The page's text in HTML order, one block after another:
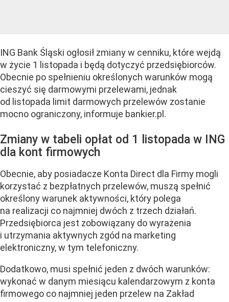
ING Bank Śląski ogłosił zmiany w cenniku, które wejdą
w życie 1 listopada i będą dotyczyć przedsiębiorców.
Obecnie po spełnieniu określonych warunków mogą
cieszyć się darmowymi przelewami, jednak
od listopada limit darmowych przelewów zostanie
mocno ograniczony, informuje bankier.pl.
Zmiany w tabeli opłat od 1 listopada w ING
dla kont firmowych
Obecnie, aby posiadacze Konta Direct dla Firmy mogli
korzystać z bezpłatnych przelewów, muszą spełnić
określony warunek aktywności, który polega
na realizacji co najmniej dwóch z trzech działań.
Przedsiębiorca jest zobowiązany do wyrażenia
i utrzymania aktywnych zgód na marketing
elektroniczny, w tym telefoniczny.
Dodatkowo, musi spełnić jeden z dwóch warunków:
wykonać w danym miesiącu kalendarzowym z konta
firmowego co najmniej jeden przelew na Zakład